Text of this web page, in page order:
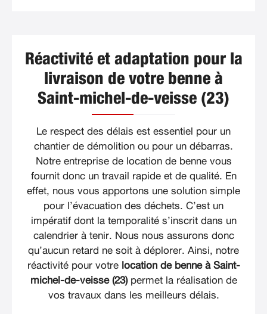
Réactivité et adaptation pour la
livraison de votre benne à
Saint-michel-de-veisse (23)
Le respect des délais est essentiel pour un
chantier de démolition ou pour un débarras.
Notre entreprise de location de benne vous
fournit donc un travail rapide et de qualité. En
effet, nous vous apportons une solution simple
pour l’évacuation des déchets. C’est un
impératif dont la temporalité s’inscrit dans un
calendrier à tenir. Nous nous assurons donc
qu’aucun retard ne soit à déplorer. Ainsi, notre
réactivité pour votre location de benne à Saint-
michel-de-veisse (23)permet la réalisation de
vos travaux dans les meilleurs délais.